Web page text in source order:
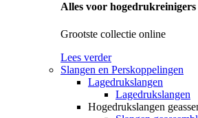
Alles voor hogedrukreinigers
Grootste collectie online
Lees verder
Slangen en Perskoppelingen
Lagedrukslangen
Lagedrukslangen
Hogedrukslangen